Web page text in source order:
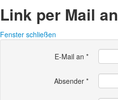
Link per Mail
Fenster schließen
E-Mail an *
Absender *